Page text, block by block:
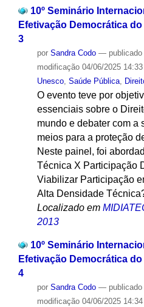
10º Seminário
Efetivação Democrática
3
por Sandra Codo — publicado
modificação04/06/2025 14:33
Unesco, Saúde Pública,
O evento teve por
essenciais sobre o
mundo e debater com a
meios para a proteção
Neste painel, foi
Técnica X Participação
Viabilizar Participação
Alta Densidade
Localizado em
2013
10º Seminário
Efetivação Democrática
4
por Sandra Codo — publicado
modificação04/06/2025 14:34